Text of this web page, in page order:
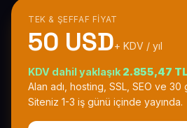
TEK & ŞEFFAF FIYAT
50 USD+ KDV / yıl
KDV dahil yaklaşık 2.855,47 TL
Alan adı, hosting, SSL, SEO ve
Siteniz 1-3 iş günü içinde yayında.